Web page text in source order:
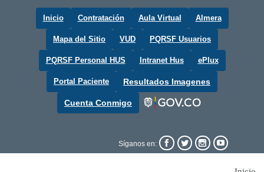
Inicio Contratación Aula Virtual Almera
Mapa del Sitio VUD PQRSF Usuarios
PQRSF Personal HUS Intranet Hus ePlux
Portal Paciente Resultados Imagenes
Cuenta Conmigo
Síganos en:    